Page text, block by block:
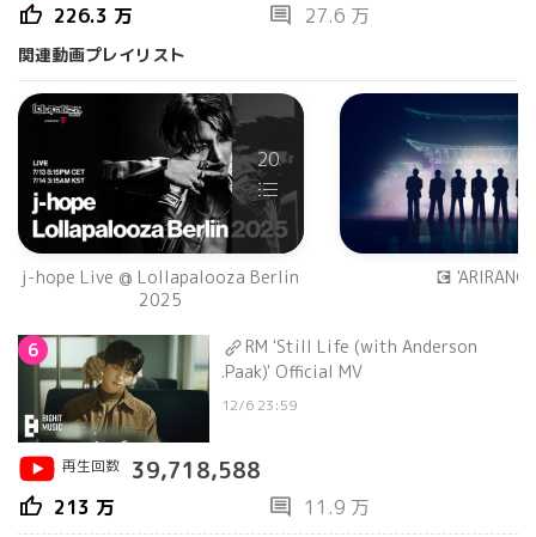
thumb_up 226.3 万 comment 27.6 万
関連動画プレイリスト
20
j-hope Live @ Lollapalooza Berlin
2025
💽 'ARIRANG'
6
RM 'Still Life (with Anderson
.Paak)' Official MV
12/6 23:59
再生回数 39,718,588
thumb_up 213 万 comment 11.9 万